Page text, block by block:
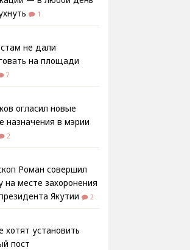
1
не дали
на площади
7
огласил новые
назначения в мэрии
2
Роман совершил
на месте захоронения
Якутии
2
хотят установить
пост